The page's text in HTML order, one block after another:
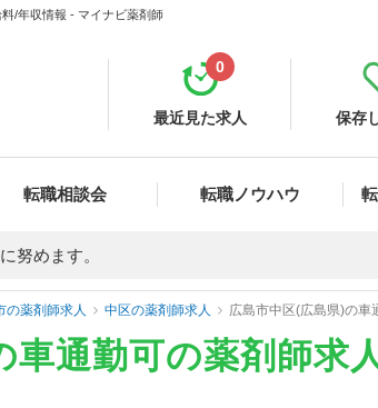
/年収情報 - マイナビ薬剤師
最近見た求人
0
保存
転職相談会 転職ノウハウ
努めます。
の薬剤師求人 中区の薬剤師求人 広島市中区(広島県)の車
車通勤可の薬剤師求